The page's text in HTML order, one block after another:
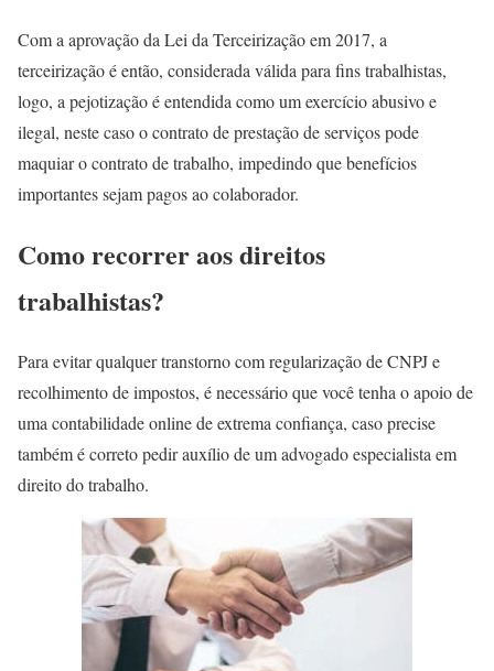
Com a aprovação da Lei da Terceirização em 2017, a
terceirização é então, considerada válida para fins trabalhistas,
logo, a pejotização é entendida como um exercício abusivo e
ilegal, neste caso o contrato de prestação de serviços pode
maquiar o contrato de trabalho, impedindo que benefícios
importantes sejam pagos ao colaborador.
Como recorrer aos direitos
trabalhistas?
Para evitar qualquer transtorno com regularização de CNPJ e
recolhimento de impostos, é necessário que você tenha o apoio de
uma contabilidade online de extrema confiança, caso precise
também é correto pedir auxílio de um advogado especialista em
direito do trabalho.